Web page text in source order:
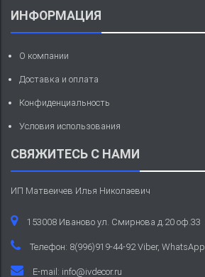
ИНФОРМАЦИЯ
О компании
Доставка и оплата
Конфиденциальность
Условия использования
СВЯЖИТЕСЬ С НАМИ
ИП Матвеичев Илья Николаевич
153008 Иваново ул. Смирнова д.20 оф.33
Телефон: 8(996)919-44-92 Viber, WhatsApp
E-mail: info@ivdecor.ru